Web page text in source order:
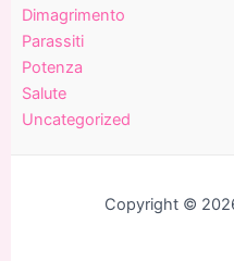
Dimagrimento
Parassiti
Potenza
Salute
Uncategorized
Copyright ©